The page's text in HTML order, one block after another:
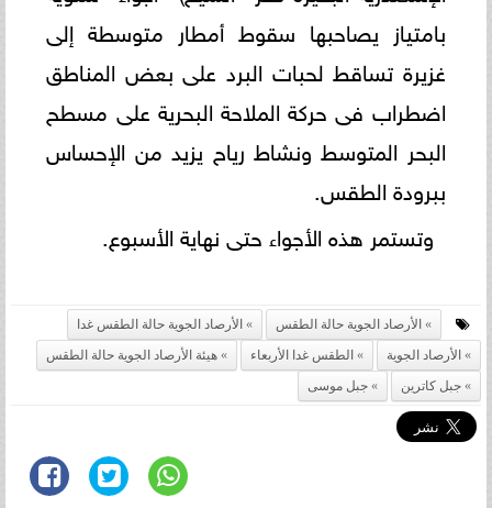
بامتياز يصاحبها سقوط أمطار متوسطة إلى
غزيرة تساقط لحبات البرد على بعض المناطق
اضطراب فى حركة الملاحة البحرية على مسطح
البحر المتوسط ونشاط رياح يزيد من الإحساس
ببرودة الطقس.
وتستمر هذه الأجواء حتى نهاية الأسبوع.
الأرصاد الجوية حالة الطقس
الأرصاد الجوية حالة الطقس غدا
الأرصاد الجوية
الطقس غدا الأربعاء
هيئة الأرصاد الجوية حالة الطقس
جبل كاترين
جبل موسى